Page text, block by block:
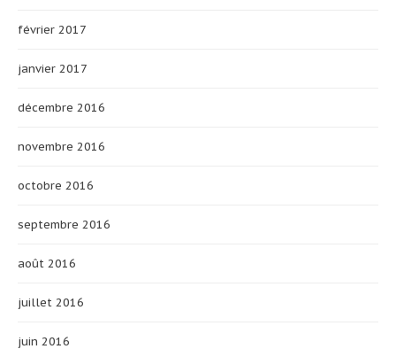
février 2017
janvier 2017
décembre 2016
novembre 2016
octobre 2016
septembre 2016
août 2016
juillet 2016
juin 2016